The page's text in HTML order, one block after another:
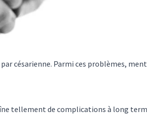
césarienne. Parmi ces problèmes,
tellement de complications à long